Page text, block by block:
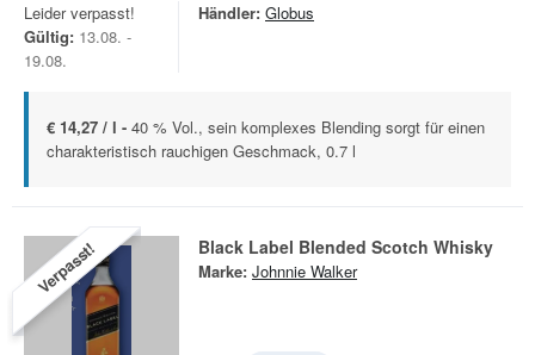
Leider verpasst!
Gültig: 13.08. -
19.08.
Händler: Globus
€ 14,27 / l - 40 % Vol., sein komplexes Blending sorgt für einen
charakteristisch rauchigen Geschmack, 0.7 l
Verpasst! Black Label Blended Scotch Whisky
Marke: Johnnie Walker